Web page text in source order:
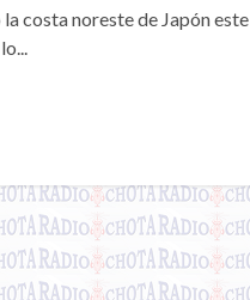
costa noreste de Japón este